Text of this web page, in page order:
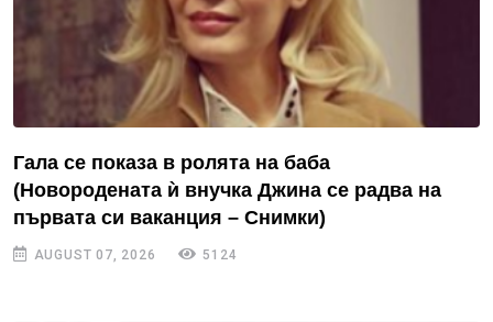
Гала се показа в ролята на баба
(Новородената ѝ внучка Джина се радва на
първата си ваканция – Снимки)
AUGUST 07, 2026 5124